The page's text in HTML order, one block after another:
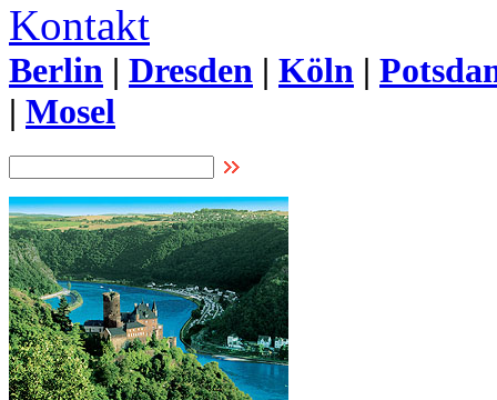
Kontakt
Berlin | Dresden | Köln |
| Mosel